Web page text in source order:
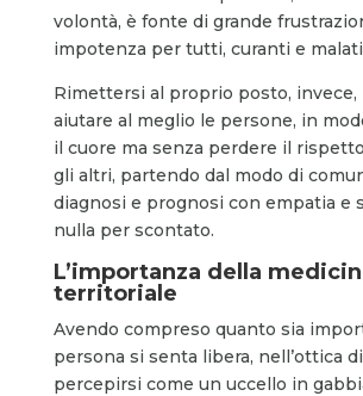
volontà, è fonte di grande
impotenza per tutti, curanti e
Rimettersi al proprio posto,
aiutare al meglio le persone, in
il cuore ma senza perdere il
gli altri, partendo dal modo di
diagnosi e prognosi con empatia e
nulla per scontato.
L’importanza della
territoriale
Avendo compreso quanto sia
persona si senta libera, nell’ottica
percepirsi come un uccello in